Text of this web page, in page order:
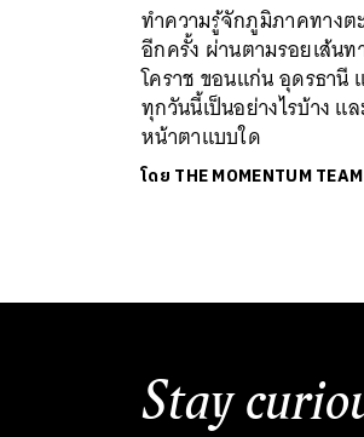
ทำความรู้จักภูมิภาคทางต
อีกครั้ง ผ่านตามรอยเส้นท
โคราช ขอนแก่น อุดรธานี
ทุกวันนี้เป็นอย่างไรบ้าง แ
หน้าตาแบบใด
โดย THE MOMENTUM TEAM
Stay